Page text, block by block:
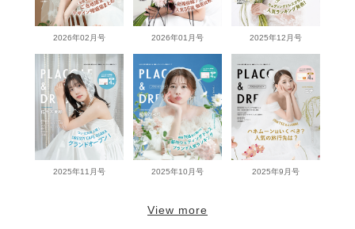
2026年02月号 2026年01月号 2025年12月号
2025年11月号 2025年10月号 2025年9月号
View more